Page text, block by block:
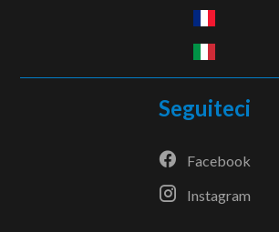
Seguiteci
Facebook
Instagram